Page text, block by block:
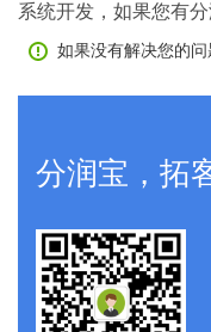
系统开发，如果您有
如果没有解决您的
分润宝，拓